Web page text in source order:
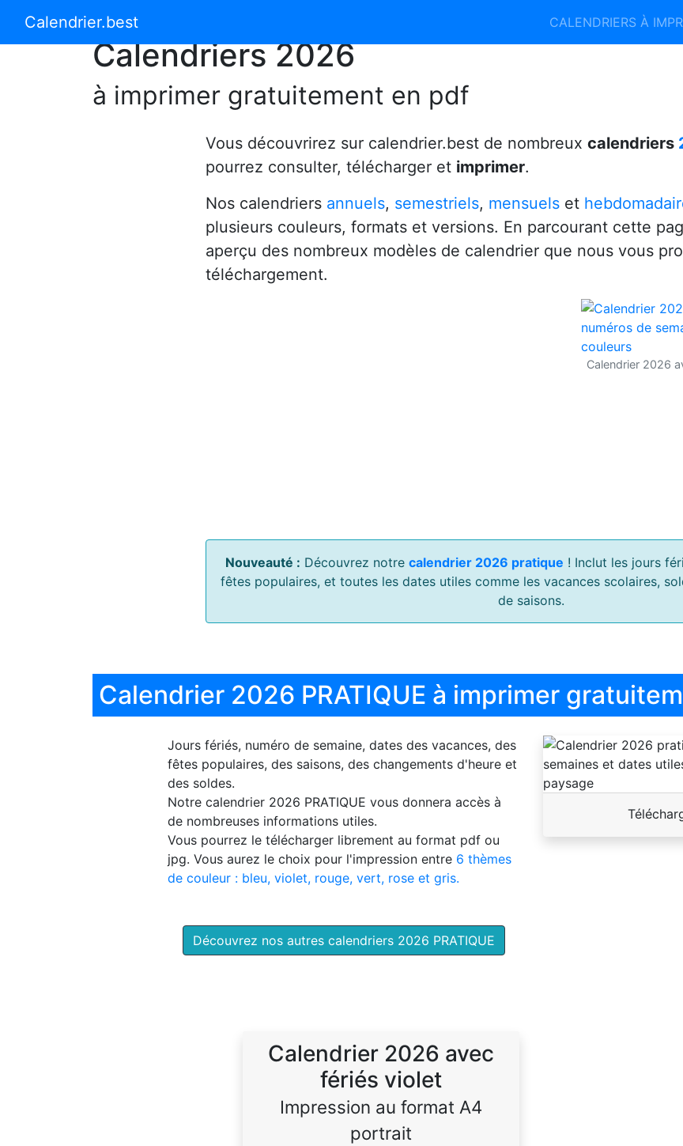
Calendrier.best CALENDRIERS À
Calendrier 2024 Calendrier 2027
Calendriers 2026
à imprimer gratuitement en pdf
Vous découvrirez sur calendrier.best de nombreux calendriers
pourrez consulter, télécharger et imprimer.
Nos calendriers annuels, semestriels, mensuelset
plusieurs couleurs, formats et versions. En parcourant cette
aperçu des nombreux modèles de calendrier que nous vous
téléchargement.
Calendrier 2026
Nouveauté : Découvrez notre calendrier 2026 pratique ! Inclut les jours
fêtes populaires, et toutes les dates utiles comme les vacances scolaires,
de saisons.
Calendrier 2026 PRATIQUE à imprimer
Jours fériés, numéro de semaine, dates des vacances, des
fêtes populaires, des saisons, des changements d'heure et
des soldes.
Notre calendrier 2026 PRATIQUE vous donnera accès à
de nombreuses informations utiles.
Vous pourrez le télécharger librement au format pdf ou
jpg. Vous aurez le choix pour l'impression entre 6 thèmes
de couleur : bleu, violet, rouge, vert, rose et gris.
Découvrez nos autres calendriers 2026 PRATIQUE
Calendrier 2026 avec
fériés violet
Impression au format A4
portrait